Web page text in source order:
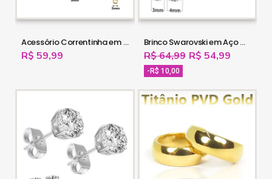
Acessório Correntinha em Titânio - PVD Gold - 16OUT18
R$ 59,99
Brinco Swarovski em Aço Cirúrgico - PVD Gold - 16OUT17
R$ 64,99 R$ 54,99
-R$ 10,00